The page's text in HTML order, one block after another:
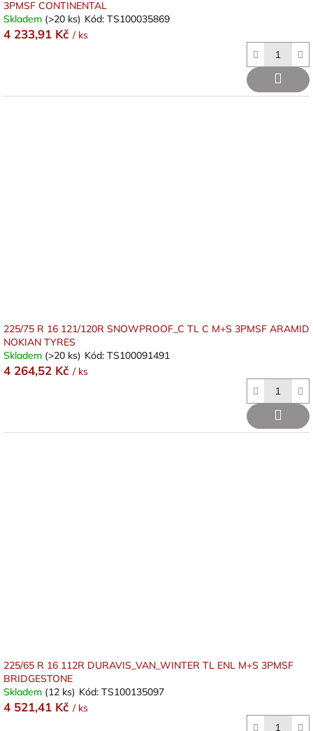
3PMSF CONTINENTAL
Skladem (>20 ks) Kód: TS100035869
4 233,91 Kč / ks
225/75 R 16 121/120R SNOWPROOF_C TL C M+S 3PMSF ARAMID
NOKIAN TYRES
Skladem (>20 ks) Kód: TS100091491
4 264,52 Kč / ks
225/65 R 16 112R DURAVIS_VAN_WINTER TL ENL M+S 3PMSF
BRIDGESTONE
Skladem (12 ks) Kód: TS100135097
4 521,41 Kč / ks